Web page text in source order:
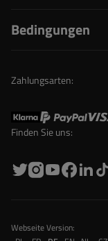
Bedingungen
Zahlungsarten:
Finden Sie uns:
Webseite Version: